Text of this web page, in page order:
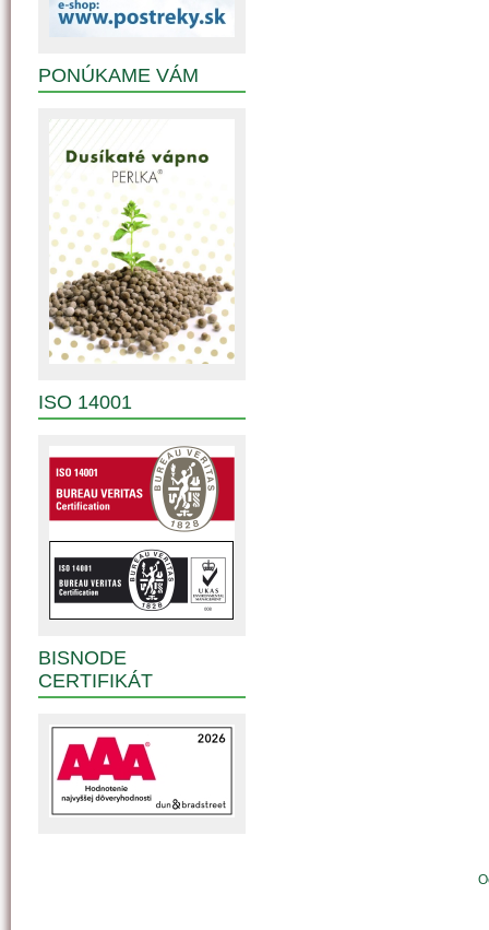
PONÚKAME VÁM
ISO 14001
BISNODE
CERTIFIKÁT